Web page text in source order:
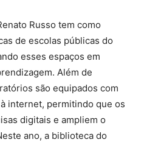
Russo tem como
de escolas públicas do
esses espaços em
Além de
são equipados com
internet, permitindo que os
digitais e ampliem o
ano, a biblioteca do